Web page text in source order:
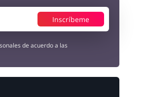
Inscríbeme
de acuerdo a las